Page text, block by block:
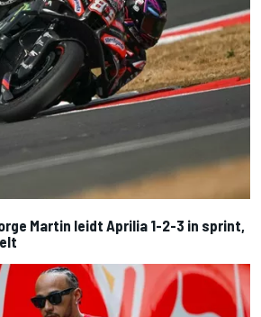
Martin leidt Aprilia 1-2-3 in sprint,